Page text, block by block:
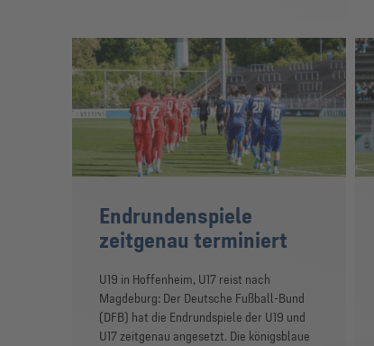
Endrundenspiele
zeitgenau terminiert
U19 in Hoffenheim, U17 reist nach
Magdeburg: Der Deutsche Fußball-Bund
(DFB) hat die Endrundspiele der U19 und
U17 zeitgenau angesetzt. Die königsblaue